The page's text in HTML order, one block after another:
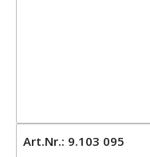
Art.Nr.: 9.103 095